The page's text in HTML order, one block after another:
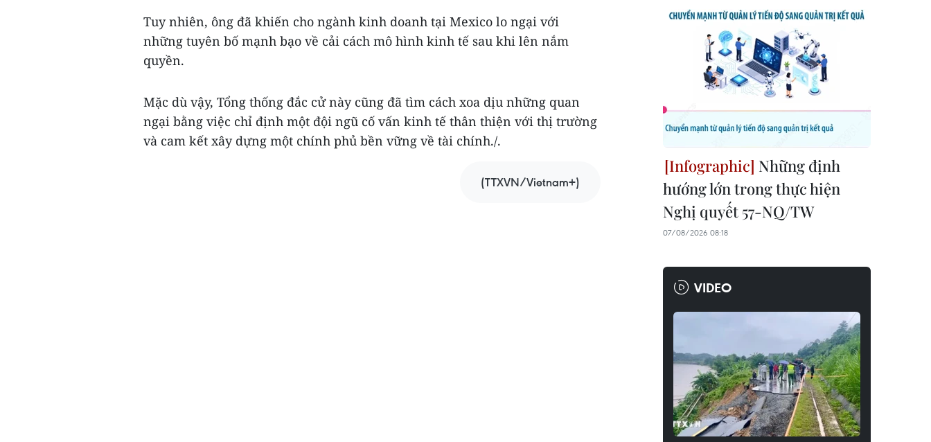
Tuy nhiên, ông đã khiến cho ngành kinh doanh tại Mexico lo ngại với
những tuyên bố mạnh bạo về cải cách mô hình kinh tế sau khi lên nắm
quyền.
Mặc dù vậy, Tổng thống đắc cử này cũng đã tìm cách xoa dịu những quan
ngại bằng việc chỉ định một đội ngũ cố vấn kinh tế thân thiện với thị trường
và cam kết xây dựng một chính phủ bền vững về tài chính./.
(TTXVN/Vietnam+)
Những định
hướng lớn trong thực hiện
Nghị quyết 57-NQ/TW
07/08/2026 08:18
VIDEO